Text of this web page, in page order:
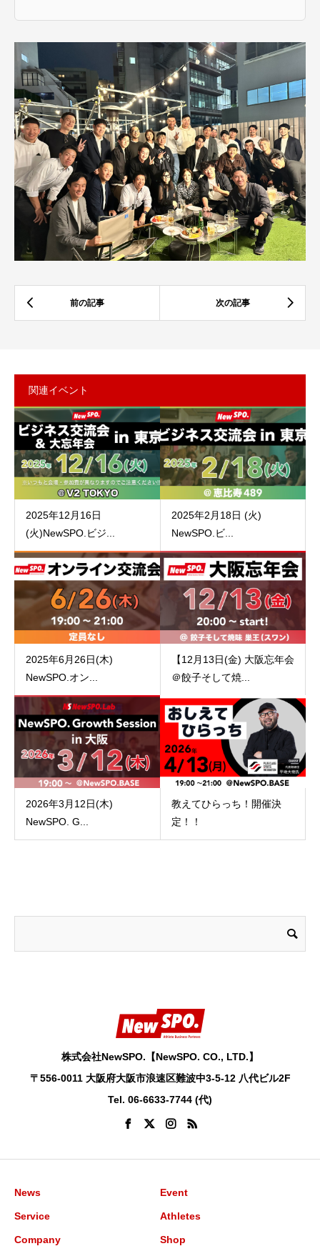
関連イベント
2025年12月16日
(火)NewSPO.ビジ...
2025年2月18日 (火)
NewSPO.ビ...
2025年6月26日(木)
NewSPO.オン...
【12月13日(金) 大阪忘年会
＠餃子そして焼...
2026年3月12日(木)
NewSPO. G...
教えてひらっち！開催決
定！！
株式会社NewSPO.【NewSPO. CO., LTD.】
〒556-0011 大阪府大阪市浪速区難波中3-5-12 八代ビル2F
Tel. 06-6633-7744 (代)
News Event
Service Athletes
Company Shop